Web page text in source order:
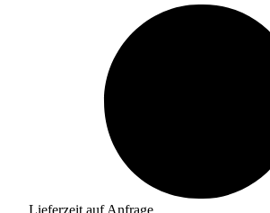
Lieferzeit auf Anfrage